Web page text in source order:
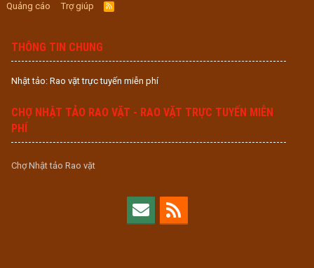
Quảng cáo Trợ giúp
R
S
THÔNG TIN CHUNG
Nhật tảo: Rao vặt trực tuyến miễn phí
CHỢ NHẬT TẢO RAO VẶT - RAO VẶT TRỰC TUYẾN MIỄN
PHÍ
Chợ Nhật tảo Rao vặt